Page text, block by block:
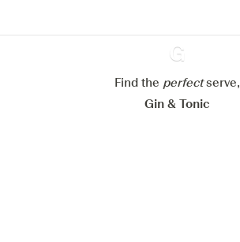
Ginventory
Find the perfectserve,
Gin & Tonic